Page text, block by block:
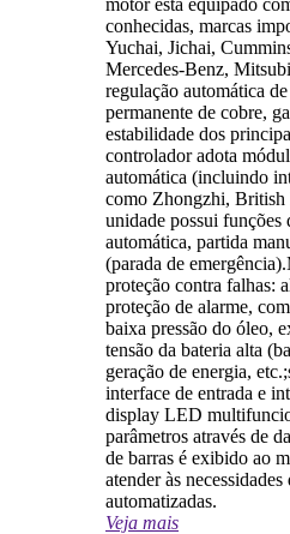
conhecidas, marcas
Yuchai, Jichai,
Mercedes-Benz,
regulação automática
permanente de cobre,
estabilidade dos
controlador adota
automática (incluindo
como Zhongzhi, British
unidade possui funções
automática, partida
(parada de
proteção contra falhas:
proteção de alarme,
baixa pressão do óleo,
tensão da bateria alta
geração de energia,
interface de entrada e
display LED
parâmetros através de
de barras é exibido ao
atender às
automatizadas.
Veja mais